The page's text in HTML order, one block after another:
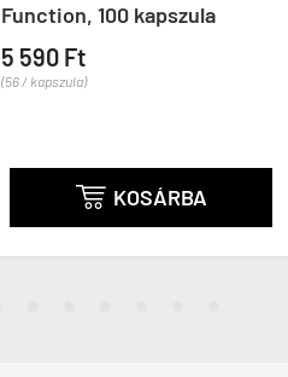
Function, 100 kapszula
5 590 Ft
(56 / kapszula)
 KOSÁRBA